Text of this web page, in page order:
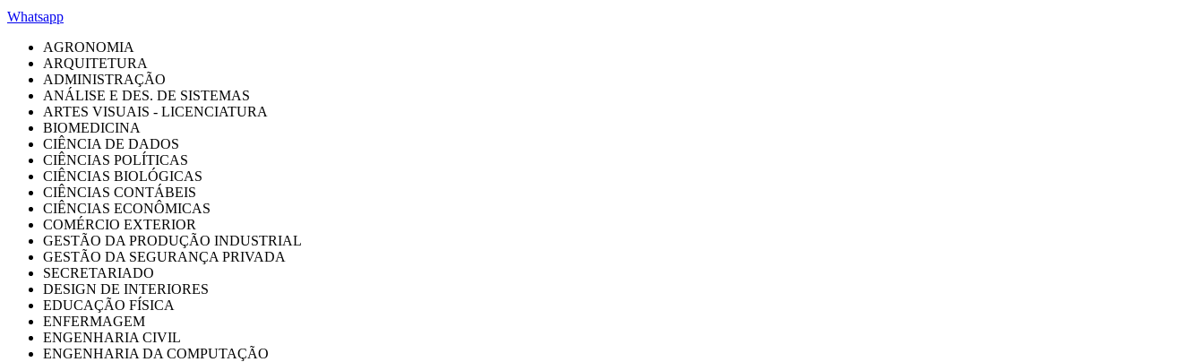
Whatsapp
AGRONOMIA
ARQUITETURA
ADMINISTRAÇÃO
ANÁLISE E DES. DE SISTEMAS
ARTES VISUAIS - LICENCIATURA
BIOMEDICINA
CIÊNCIA DE DADOS
CIÊNCIAS POLÍTICAS
CIÊNCIAS BIOLÓGICAS
CIÊNCIAS CONTÁBEIS
CIÊNCIAS ECONÔMICAS
COMÉRCIO EXTERIOR
GESTÃO DA PRODUÇÃO INDUSTRIAL
GESTÃO DA SEGURANÇA PRIVADA
SECRETARIADO
DESIGN DE INTERIORES
EDUCAÇÃO FÍSICA
ENFERMAGEM
ENGENHARIA CIVIL
ENGENHARIA DA COMPUTAÇÃO